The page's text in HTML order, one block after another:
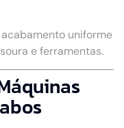
acabamento uniforme
e ferramentas.